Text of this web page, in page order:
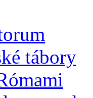
tábory